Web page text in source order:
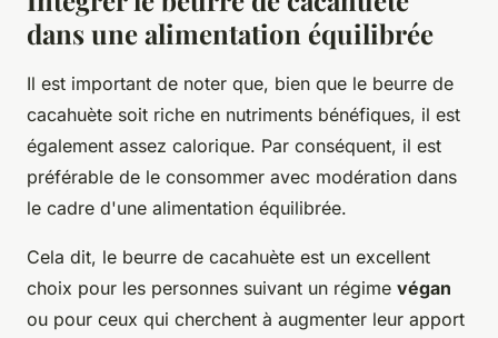
dans une alimentation équilibrée
Il est important de noter que, bien que le beurre de
cacahuète soit riche en nutriments bénéfiques, il est
également assez calorique. Par conséquent, il est
préférable de le consommer avec modération dans
le cadre d'une alimentation équilibrée.
Cela dit, le beurre de cacahuète est un excellent
choix pour les personnes suivant un régime végan
ou pour ceux qui cherchent à augmenter leur apport